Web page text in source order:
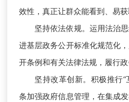
效性，真正让群众能看到、易获
坚持依法依规。运用法治
进基层政务公开标准化规范化
开条例和有关法律法规，履行政
坚持改革创新。积极推行
条加强政府信息管理，在集成